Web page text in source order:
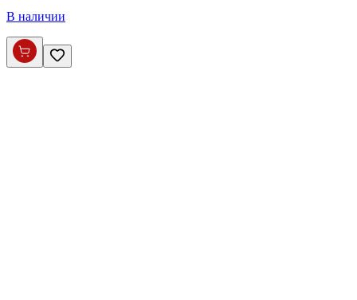
В наличии